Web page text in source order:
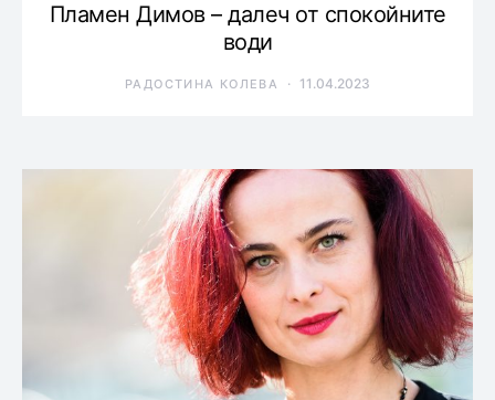
Пламен Димов – далеч от спокойните
води
РАДОСТИНА КОЛЕВА 11.04.2023